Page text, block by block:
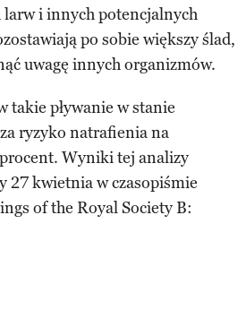
larw i innych potencjalnych
po sobie większy ślad,
uwagę innych organizmów.
takie pływanie w stanie
ryzyko natrafienia na
Wyniki tej analizy
27 kwietnia w czasopiśmie
of the Royal Society B: